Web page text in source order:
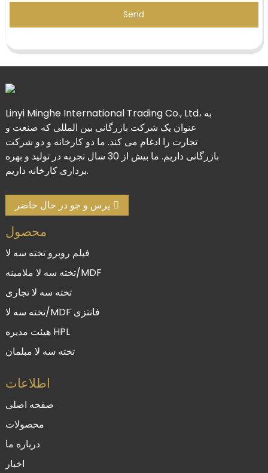
Send
Linyi Minghe International Trading Co., Ltd، به
عنوان یک شرکت بازرگانی بین المللی که صنعت و
تجارت را ادغام می کند. ما دو کارخانه و دو شرکت
بازرگانی داریم. ما بیش از 30 سال تجربه در تولید و بهره
برداری کارخانه داریم.
پرس و جو در حال حاضر
محصول
فیلم روبرو تخته سه لا
تخته سه لا ملامینه/MDF
تخته سه لا تجاری
تخته سه لا/MDF فانتزی
هیئت مدیره HPL
تخته سه لا مبلمان
اطلاعات
صفحه اصلی
محصولات
درباره ما
اخبار